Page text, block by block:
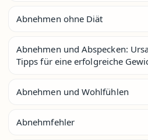
Abnehmen ohne Diät
Abnehmen und Abspecken:
Tipps für eine erfolgreiche
Abnehmen und Wohlfühlen
Abnehmfehler